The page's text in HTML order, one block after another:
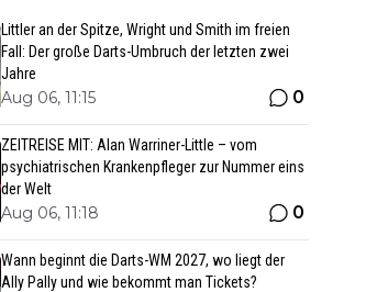
Littler an der Spitze, Wright und Smith im freien
Fall: Der große Darts-Umbruch der letzten zwei
Jahre
Aug 06, 11:15 0
ZEITREISE MIT: Alan Warriner-Little – vom
psychiatrischen Krankenpfleger zur Nummer eins
der Welt
Aug 06, 11:18 0
Wann beginnt die Darts-WM 2027, wo liegt der
Ally Pally und wie bekommt man Tickets?